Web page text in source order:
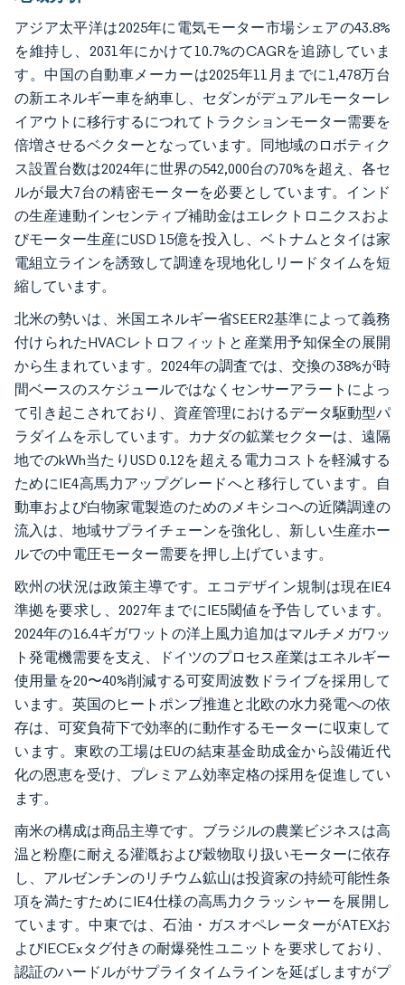
アジア太平洋は2025年に電気モーター市場シェアの43.8%
を維持し、2031年にかけて10.7%のCAGRを追跡していま
す。中国の自動車メーカーは2025年11月までに1,478万台
の新エネルギー車を納車し、セダンがデュアルモーターレ
イアウトに移行するにつれてトラクションモーター需要を
倍増させるベクターとなっています。同地域のロボティク
ス設置台数は2024年に世界の542,000台の70%を超え、各セ
ルが最大7台の精密モーターを必要としています。インド
の生産連動インセンティブ補助金はエレクトロニクスおよ
びモーター生産にUSD 15億を投入し、ベトナムとタイは家
電組立ラインを誘致して調達を現地化しリードタイムを短
縮しています。
北米の勢いは、米国エネルギー省SEER2基準によって義務
付けられたHVACレトロフィットと産業用予知保全の展開
から生まれています。2024年の調査では、交換の38%が時
間ベースのスケジュールではなくセンサーアラートによっ
て引き起こされており、資産管理におけるデータ駆動型パ
ラダイムを示しています。カナダの鉱業セクターは、遠隔
地でのkWh当たりUSD 0.12を超える電力コストを軽減する
ためにIE4高馬力アップグレードへと移行しています。自
動車および白物家電製造のためのメキシコへの近隣調達の
流入は、地域サプライチェーンを強化し、新しい生産ホー
ルでの中電圧モーター需要を押し上げています。
欧州の状況は政策主導です。エコデザイン規制は現在IE4
準拠を要求し、2027年までにIE5閾値を予告しています。
2024年の16.4ギガワットの洋上風力追加はマルチメガワッ
ト発電機需要を支え、ドイツのプロセス産業はエネルギー
使用量を20〜40%削減する可変周波数ドライブを採用して
います。英国のヒートポンプ推進と北欧の水力発電への依
存は、可変負荷下で効率的に動作するモーターに収束して
います。東欧の工場はEUの結束基金助成金から設備近代
化の恩恵を受け、プレミアム効率定格の採用を促進してい
ます。
南米の構成は商品主導です。ブラジルの農業ビジネスは高
温と粉塵に耐える灌漑および穀物取り扱いモーターに依存
し、アルゼンチンのリチウム鉱山は投資家の持続可能性条
項を満たすためにIE4仕様の高馬力クラッシャーを展開し
ています。中東では、石油・ガスオペレーターがATEXお
よびIECExタグ付きの耐爆発性ユニットを要求しており、
認証のハードルがサプライタイムラインを延ばしますがプ